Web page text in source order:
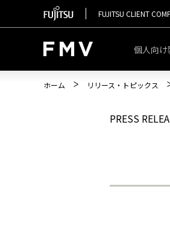
FUJITSU CLIENT
個人向け
ホーム リリース・トピックス
PRESS